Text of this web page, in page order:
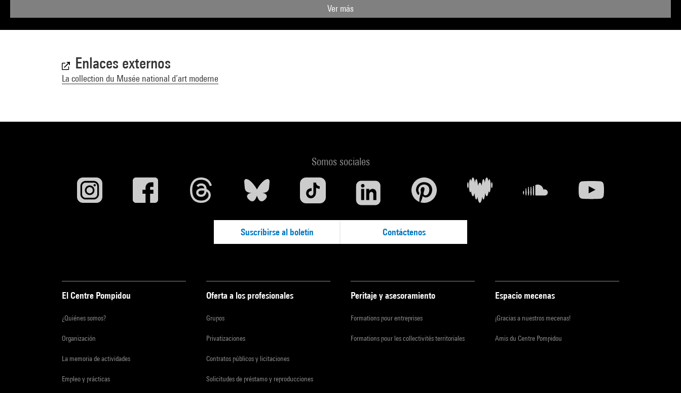
Ver más
Enlaces externos
La collection du Musée national d’art moderne
Somos sociales
Suscribirse al boletín Contáctenos
El Centre Pompidou
¿Quiénes somos?
Organización
La memoria de actividades
Empleo y prácticas
Oferta a los profesionales
Grupos
Privatizaciones
Contratos públicos y licitaciones
Solicitudes de préstamo y reproducciones
Peritaje y asesoramiento
Formations pour entreprises
Formations pour les collectivités territoriales
Espacio mecenas
¡Gracias a nuestros mecenas!
Amis du Centre Pompidou